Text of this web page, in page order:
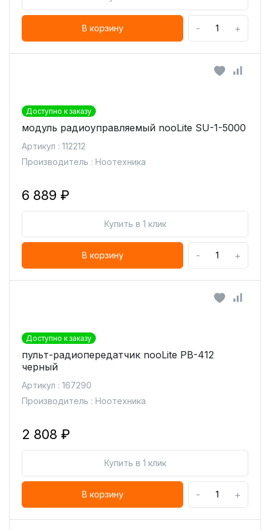
В корзину - +
Доступно к заказу
модуль радиоуправляемый nooLite SU-1-5000
Артикул : 112212
Производитель : Ноотехника
6 889 ₽
Купить в 1 клик
В корзину - +
Доступно к заказу
пульт-радиопередатчик nooLite PB-412
черный
Артикул : 167290
Производитель : Ноотехника
2 808 ₽
Купить в 1 клик
В корзину - +